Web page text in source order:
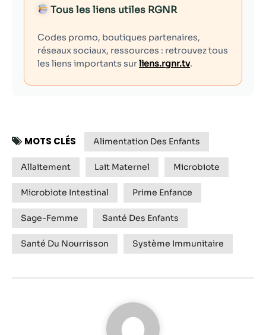
Tous les liens utiles RGNR
Codes promo, boutiques partenaires,
réseaux sociaux, ressources : retrouvez tous
les liens importants surliens.rgnr.tv.
MOTS CLÉS Alimentation Des Enfants
Allaitement Lait Maternel Microbiote
Microbiote Intestinal Prime Enfance
Sage-Femme Santé Des Enfants
Santé Du Nourrisson Système Immunitaire